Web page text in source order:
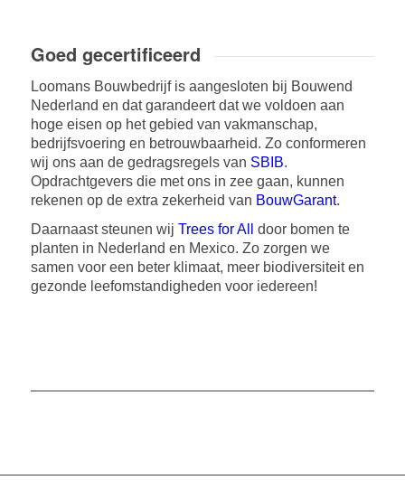
Goed gecertificeerd
Loomans Bouwbedrijf is aangesloten bij Bouwend
Nederland en dat garandeert dat we voldoen aan
hoge eisen op het gebied van vakmanschap,
bedrijfsvoering en betrouwbaarheid. Zo conformeren
wij ons aan de gedragsregels van SBIB.
Opdrachtgevers die met ons in zee gaan, kunnen
rekenen op de extra zekerheid van BouwGarant.
Daarnaast steunen wij Trees for All
door bomen te
planten in Nederland en Mexico. Zo zorgen we
samen voor een beter klimaat, meer biodiversiteit en
gezonde leefomstandigheden voor iedereen!